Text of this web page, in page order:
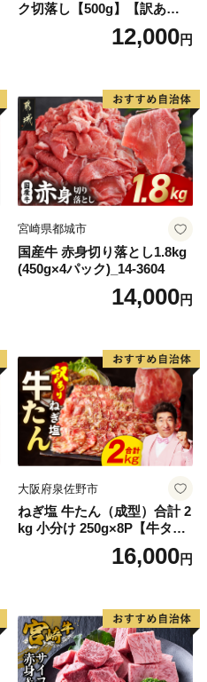
ク切落し【500g】【訳あり】
12,000円
宮崎県都城市
国産牛 赤身切り落とし1.8kg
(450g×4パック)_14-3604
14,000円
大阪府泉佐野市
ねぎ塩 牛たん（成型）合計 2
kg 小分け 250g×8P【牛タン
牛肉 焼肉用 薄切り 訳あり サ
16,000円